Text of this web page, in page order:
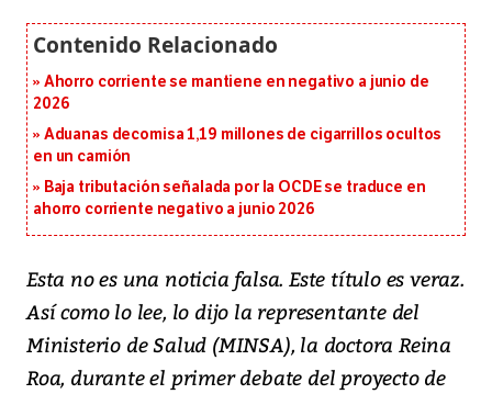
Ahorro corriente se mantiene en negativo a junio de
2026
Aduanas decomisa 1,19 millones de cigarrillos ocultos
en un camión
Baja tributación señalada por la OCDE se traduce en
ahorro corriente negativo a junio 2026
Esta no es una noticia falsa. Este título es veraz.
Así como lo lee, lo dijo la representante del
Ministerio de Salud (MINSA), la doctora Reina
Roa, durante el primer debate del proyecto de